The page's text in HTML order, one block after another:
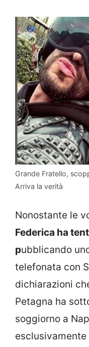
Grande Fratello,
Arriva la verità
Nonostante le
Federica ha
pubblicando
telefonata con
dichiarazioni
Petagna ha
soggiorno a